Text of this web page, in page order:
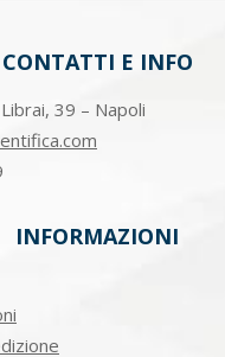
CONTATTI E INFO
39 – Napoli
INFORMAZIONI